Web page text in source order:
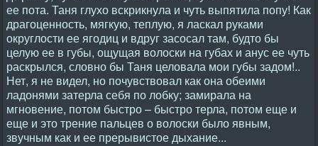
ее пота. Таня глухо вскрикнула и чуть выпятила попу! Как
драгоценность, мягкую, теплую, я ласкал руками
округлости ее ягодиц и вдруг засосал там, будто бы
целую ее в губы, ощущая волоски на губах и анус ее чуть
раскрылся, словно бы Таня целовала мои губы задом!..
Нет, я не видел, но почувствовал как она обеими
ладонями затерла себя по лобку; замирала на
мгновение, потом быстро – быстро терла, потом еще и
еще и это трение пальцев о волоски было явным,
звучным как и ее прерывистое дыхание...